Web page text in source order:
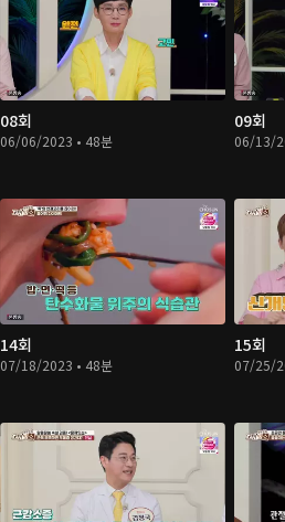
08회
06/06/2023 • 48분
09회
06/13/
14회
07/18/2023 • 48분
15회
07/25/